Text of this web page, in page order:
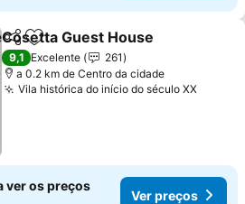
PartilharAdicionar aos favoritos
Cosetta Guest House
9,1 Excelente
261
a 0.2 km de Centro da cidade
Vila histórica do início do século XXVer
ver os preços
Ver preços